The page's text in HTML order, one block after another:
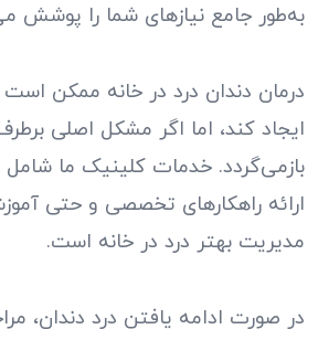
به‌طور جامع نیازهای شما را پوشش
درمان دندان درد در خانه ممکن
ایجاد کند، اما اگر مشکل اصلی
بازمی‌گردد. خدمات کلینیک ما
ارائه راهکارهای تخصصی و حتی
مدیریت بهتر درد در خانه است.
در صورت ادامه یافتن درد دندان،